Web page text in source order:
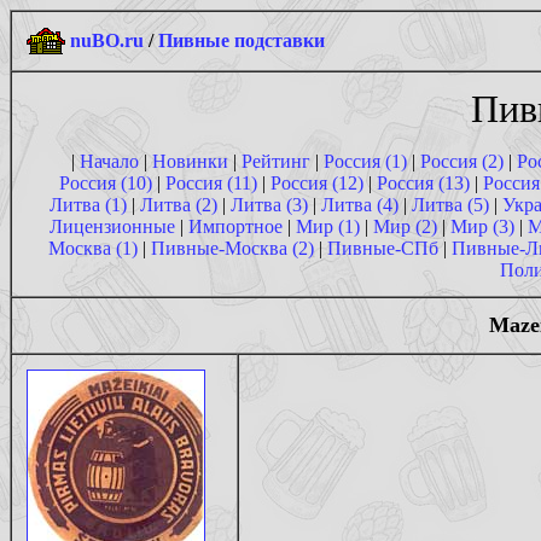
nuBO.ru /Пивные подставки
|Начало| Новинки| Рейтинг| Россия (1)| Россия (2)|
Россия (10)| Россия (11) | Россия (12)| Россия (13) |
Литва (1) | Литва (2) | Литва (3) | Литва (4) | Литва (5) |
Лицензионные | Импортное | Мир (1) | Мир (2) |Мир (3) |
Москва (1) | Пивные-Москва (2) | Пивные-СПб| Пивные-